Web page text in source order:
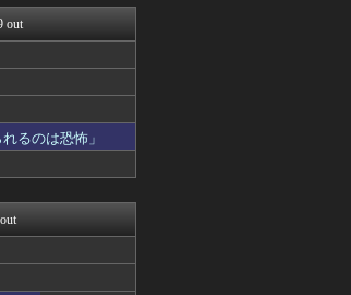
ラブ...
【海外の...
out
るのは恐怖」